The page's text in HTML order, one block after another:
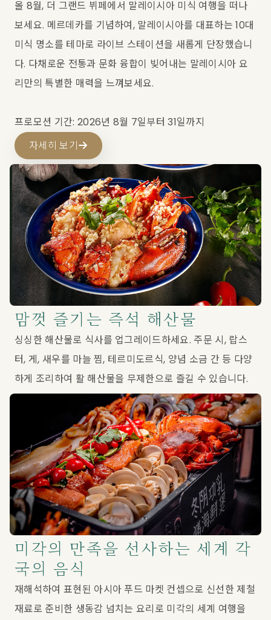
올 8월, 더 그랜드 뷔페에서 말레이시아 미식 여행을 떠나
보세요. 메르데카를 기념하여, 말레이시아를 대표하는 10대
미식 명소를 테마로 라이브 스테이션을 새롭게 단장했습니
다. 다채로운 전통과 문화 융합이 빚어내는 말레이시아 요
리만의 특별한 매력을 느껴보세요.
프로모션 기간: 2026년 8월 7일부터 31일까지
자세히 보기
맘껏 즐기는 즉석 해산물
싱싱한 해산물로 식사를 업그레이드하세요. 주문 시, 랍스
터, 게, 새우를 마늘 찜, 테르미도르식, 양념 소금 간 등 다양
하게 조리하여 활 해산물을 무제한으로 즐길 수 있습니다.
미각의 만족을 선사하는 세계 각
국의 음식
재해석하여 표현된 아시아 푸드 마켓 컨셉으로 신선한 제철
재료로 준비한 생동감 넘치는 요리로 미각의 세계 여행을